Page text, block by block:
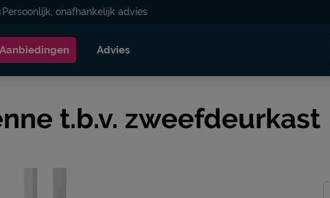
Persoonlijk, onafhankelijk advies
Aanbiedingen Advies
t.b.v. zweefdeurkast